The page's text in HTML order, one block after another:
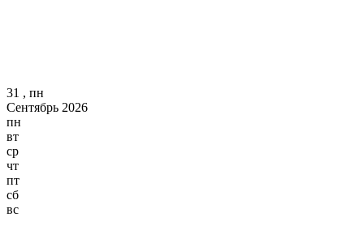
31 , пн
Сентябрь 2026
пн
вт
ср
чт
пт
сб
вс